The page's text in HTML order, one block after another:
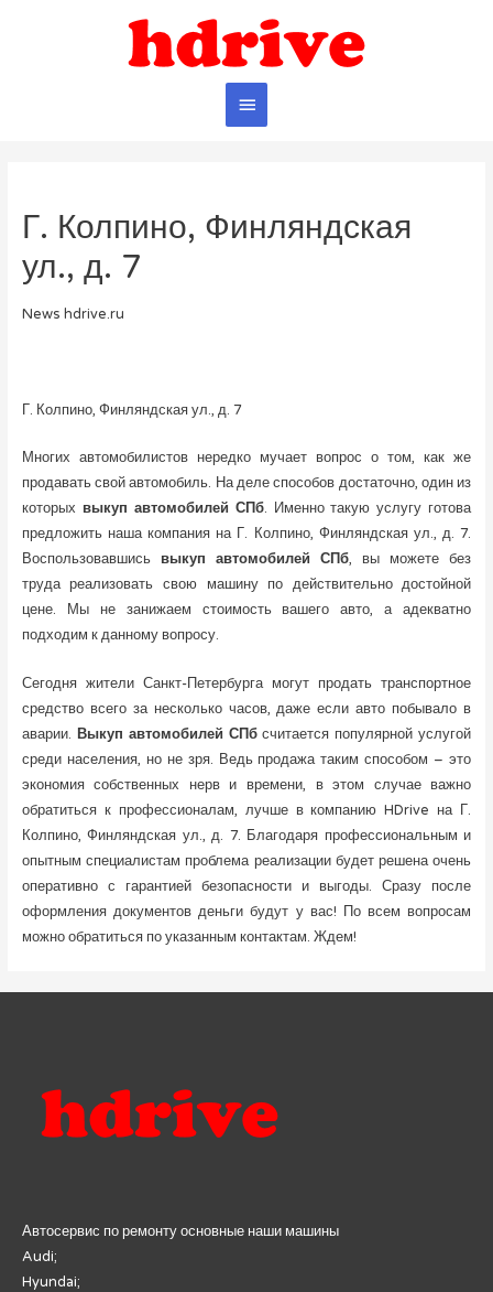
Главное
Г. Колпино, Финляндская
ул., д. 7
News hdrive.ru
Г. Колпино, Финляндская ул., д. 7
Многих автомобилистов нередко мучает вопрос о том, как же
продавать свой автомобиль. На деле способов достаточно, один из
которых выкуп автомобилей СПб. Именно такую услугу готова
предложить наша компания на Г. Колпино, Финляндская ул., д. 7.
Воспользовавшись выкуп автомобилей СПб, вы можете без
труда реализовать свою машину по действительно достойной
цене. Мы не занижаем стоимость вашего авто, а адекватно
подходим к данному вопросу.
Сегодня жители Санкт-Петербурга могут продать транспортное
средство всего за несколько часов, даже если авто побывало в
аварии. Выкуп автомобилей СПбсчитается популярной услугой
среди населения, но не зря. Ведь продажа таким способом – это
экономия собственных нерв и времени, в этом случае важно
обратиться к профессионалам, лучше в компанию HDrive на Г.
Колпино, Финляндская ул., д. 7. Благодаря профессиональным и
опытным специалистам проблема реализации будет решена очень
оперативно с гарантией безопасности и выгоды. Сразу после
оформления документов деньги будут у вас! По всем вопросам
можно обратиться по указанным контактам. Ждем!
Автосервис по ремонту основные наши машины
Audi;
Hyundai;